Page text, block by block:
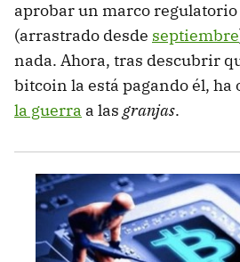
aprobar un marco
(arrastrado desde septiembre
nada. Ahora, tras descubrir
bitcoin la está pagando él, ha
la guerra a las granjas.